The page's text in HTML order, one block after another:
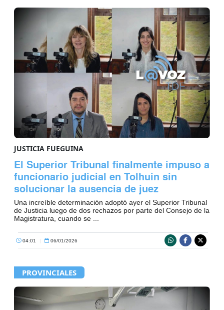
JUSTICIA FUEGUINA
El Superior Tribunal finalmente impuso a
funcionario judicial en Tolhuin sin
solucionar la ausencia de juez
Una increíble determinación adoptó ayer el Superior Tribunal
de Justicia luego de dos rechazos por parte del Consejo de la
Magistratura, cuando se ...
04:01 | 06/01/2026
PROVINCIALES